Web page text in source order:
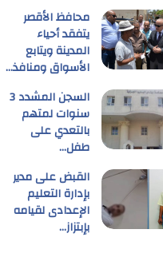
محافظ الأقصر
يتفقد أحياء
المدينة ويتابع
الأسواق ومنافذ…
السجن المشدد 3
سنوات لمتهم
بالتعدي على
طفل…
القبض على مدير
بإدارة التعليم
الإعدادى لقيامه
بإبتزاز…